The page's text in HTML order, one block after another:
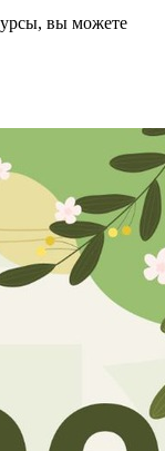
вы можете